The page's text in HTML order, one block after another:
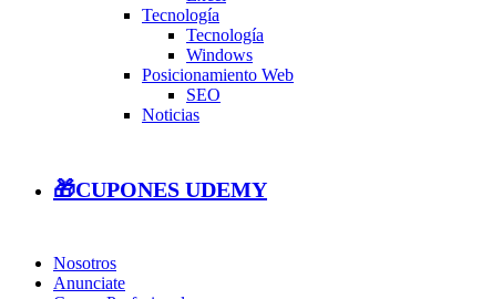
Tecnología
Tecnología
Windows
Posicionamiento Web
SEO
Noticias
🎁CUPONES UDEMY
Nosotros
Anunciate